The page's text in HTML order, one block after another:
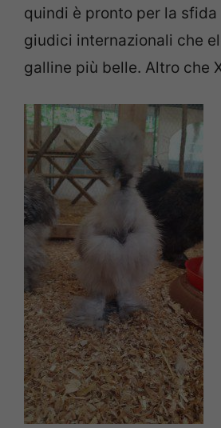
quindi è pronto per la
giudici internazionali che
galline più belle. Altro che